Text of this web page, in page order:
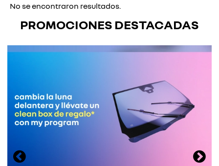
No se encontraron resultados.
PROMOCIONES DESTACADAS